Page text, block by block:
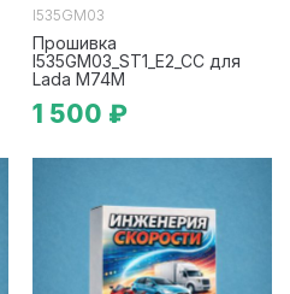
I535GM03
Прошивка
I535GM03_ST1_E2_CC для
Lada М74М
1 500 ₽